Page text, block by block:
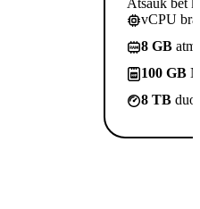
Atšauk bet
vCPU
8 GB
100 GB
8 TB